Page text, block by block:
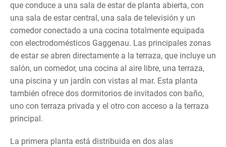
que conduce a una sala de estar de planta abierta, con
una sala de estar central, una sala de televisión y un
comedor conectado a una cocina totalmente equipada
con electrodomésticos Gaggenau. Las principales zonas
de estar se abren directamente a la terraza, que incluye un
salón, un comedor, una cocina al aire libre, una terraza,
una piscina y un jardín con vistas al mar. Esta planta
también ofrece dos dormitorios de invitados con baño,
uno con terraza privada y el otro con acceso a la terraza
principal.
La primera planta está distribuida en dos alas